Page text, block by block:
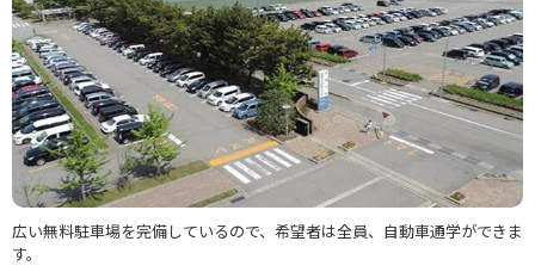
広い無料駐車場を完備しているので、希望者は全員、自動車通学ができま
す。